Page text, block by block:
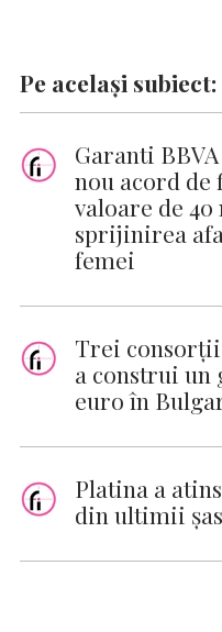
Pe același subiect:
Garanti
nou acord de
valoare de
sprijinirea
femei
Trei
a construi un
euro în
Platina a
din ultimii